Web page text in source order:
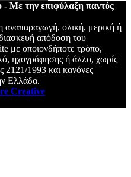
Με την επιφύλαξη παντός
αναπαραγωγή, ολική, μερική ή
απόδοση του
με οποιονδήποτε τρόπο,
ηχογράφησης ή άλλο, χωρίς
2121/1993 και κανόνες
Ελλάδα.
Creative